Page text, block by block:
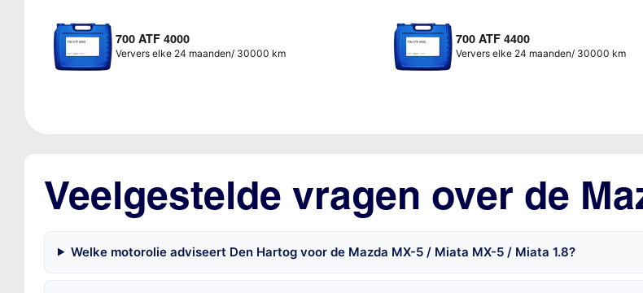
700 ATF 4000
Ververs elke 24 maanden/ 30000 km
700 ATF 4400
Ververs elke 24 maanden/ 30000 km
Veelgestelde vragen over de
Welke motorolie adviseert Den Hartog voor de Mazda MX-5 / Miata MX-5 / Miata 1.8?